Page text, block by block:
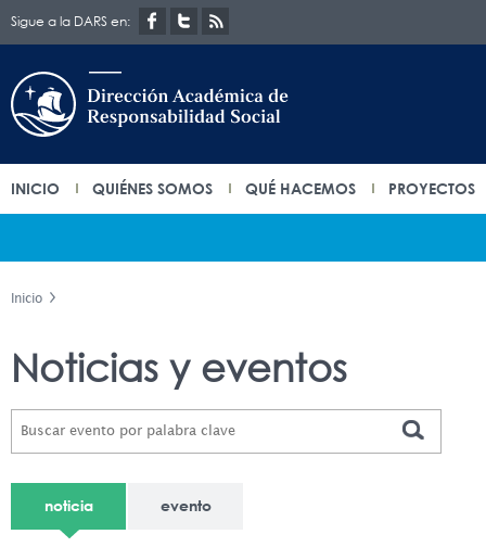
Sigue a la DARS en:
INICIO QUIÉNES SOMOS QUÉ HACEMOS PROYECTOS
Inicio
Noticias y eventos
noticia evento